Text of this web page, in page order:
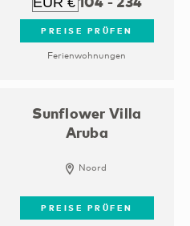
PREISE PRÜFEN
Ferienwohnungen
Sunflower Villa
Aruba
Noord
PREISE PRÜFEN